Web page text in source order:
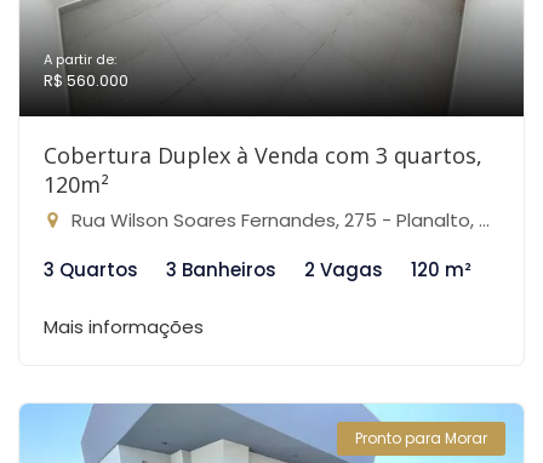
A partir de:
R$ 560.000
Cobertura Duplex à Venda com 3 quartos,
120m²
Rua Wilson Soares Fernandes, 275 - Planalto, Belo Horizonte-MG
3 Quartos
3 Banheiros 2 Vagas 120 m²
Mais informações
Pronto para Morar